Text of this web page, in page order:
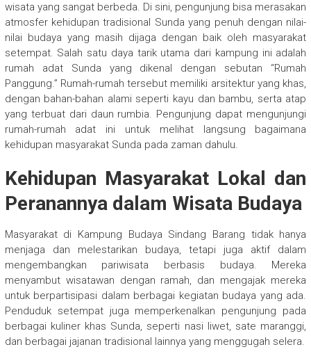
wisata yang sangat berbeda. Di sini, pengunjung bisa merasakan
atmosfer kehidupan tradisional Sunda yang penuh dengan nilai-
nilai budaya yang masih dijaga dengan baik oleh masyarakat
setempat. Salah satu daya tarik utama dari kampung ini adalah
rumah adat Sunda yang dikenal dengan sebutan “Rumah
Panggung.” Rumah-rumah tersebut memiliki arsitektur yang khas,
dengan bahan-bahan alami seperti kayu dan bambu, serta atap
yang terbuat dari daun rumbia. Pengunjung dapat mengunjungi
rumah-rumah adat ini untuk melihat langsung bagaimana
kehidupan masyarakat Sunda pada zaman dahulu.
Kehidupan Masyarakat Lokal dan
Peranannya dalam Wisata Budaya
Masyarakat di Kampung Budaya Sindang Barang tidak hanya
menjaga dan melestarikan budaya, tetapi juga aktif dalam
mengembangkan pariwisata berbasis budaya. Mereka
menyambut wisatawan dengan ramah, dan mengajak mereka
untuk berpartisipasi dalam berbagai kegiatan budaya yang ada.
Penduduk setempat juga memperkenalkan pengunjung pada
berbagai kuliner khas Sunda, seperti nasi liwet, sate maranggi,
dan berbagai jajanan tradisional lainnya yang menggugah selera.